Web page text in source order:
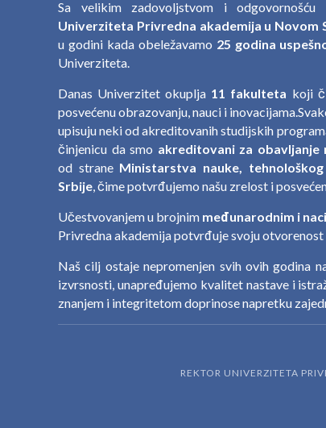
Sa velikim zadovoljstvom i
Univerziteta Privredna akademija u Novom
u godini kada obeležavamo 25 godina
Univerziteta.
Danas Univerzitet okuplja 11 fakulteta koji
posvećenu obrazovanju, nauci i
upisuju neki od akreditovanih studijskih
činjenicu da smo akreditovani za
od strane Ministarstva nauke,
Srbije, čime potvrđujemo našu zrelost i
Učestvovanjem u brojnim međunarodnim i
Privredna akademija potvrđuje svoju otvorenost
Naš cilj ostaje nepromenjen svih ovih godina
izvrsnosti, unapređujemo kvalitet nastave i
znanjem i integritetom doprinose napretku
REKTOR UNIVERZITETA